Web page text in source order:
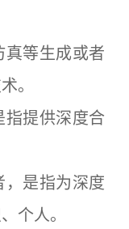
等生成或者
。
提供深度合
是指为深度
个人。